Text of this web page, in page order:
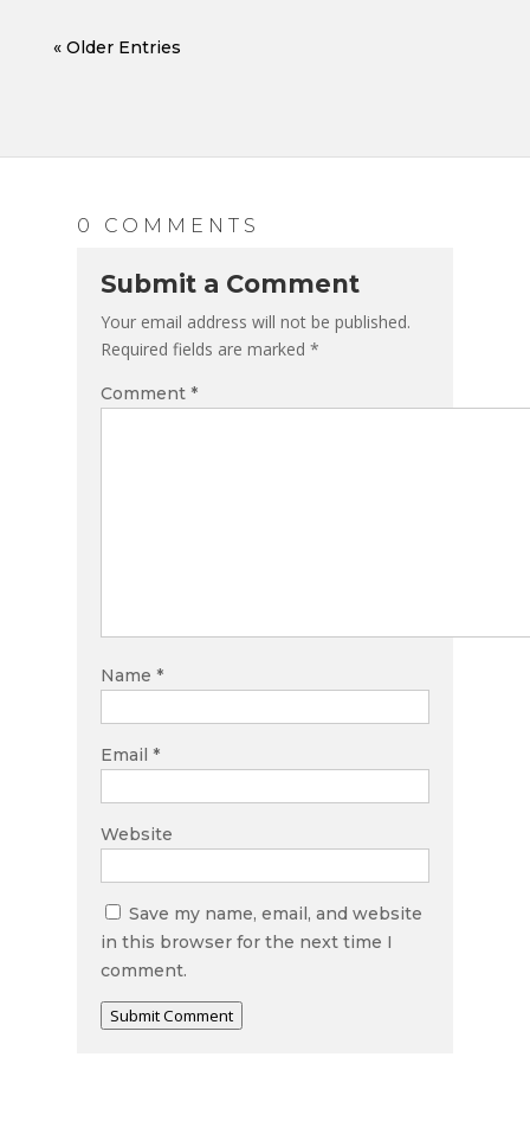
« Older Entries
0 COMMENTS
Submit a Comment
Your email address will not be published.
Required fields are marked *
Comment *
Name *
Email *
Website
Save my name, email, and website
in this browser for the next time I
comment.
Submit Comment